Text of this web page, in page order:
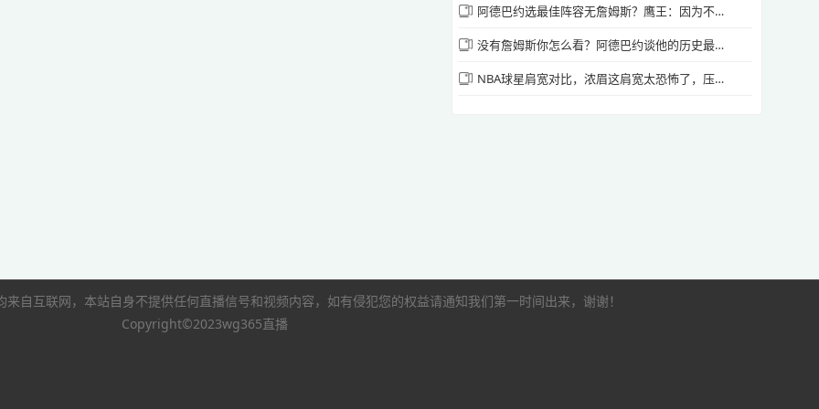
源站播放
源站播放
阿德巴约选最佳阵容无詹姆斯？鹰王：因为不爽他没去热火
没有詹姆斯你怎么看？阿德巴约谈他的历史最佳阵容！🤔
NBA球星肩宽对比，浓眉这肩宽太恐怖了，压迫感十足😮
自互联网，本站自身不提供任何直播信号和视频内容，如有侵犯您的权益请通知我们第一时间出来，谢谢！
Copyright©2023wg365直播